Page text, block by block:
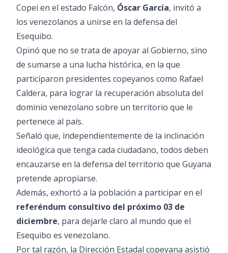
Copei en el estado Falcón, Óscar García, invitó a
los venezolanos a unirse en la defensa del
Esequibo.
Opinó que no se trata de apoyar al Gobierno, sino
de sumarse a una lucha histórica, en la que
participaron presidentes copeyanos como Rafael
Caldera, para lograr la recuperación absoluta del
dominio venezolano sobre un territorio que le
pertenece al país.
Señaló que, independientemente de la inclinación
ideológica que tenga cada ciudadano, todos deben
encauzarse en la defensa del territorio que Guyana
pretende apropiarse.
Además, exhortó a la población a participar en el
referéndum consultivo del próximo 03 de
diciembre, para dejarle claro al mundo que el
Esequibo es venezolano.
Por tal razón, la Dirección Estadal copeyana asistió